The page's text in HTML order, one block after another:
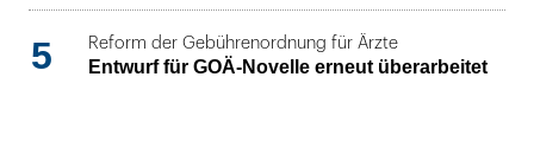
5 Reform der Gebührenordnung für Ärzte
Entwurf für GOÄ-Novelle erneut überarbeitet